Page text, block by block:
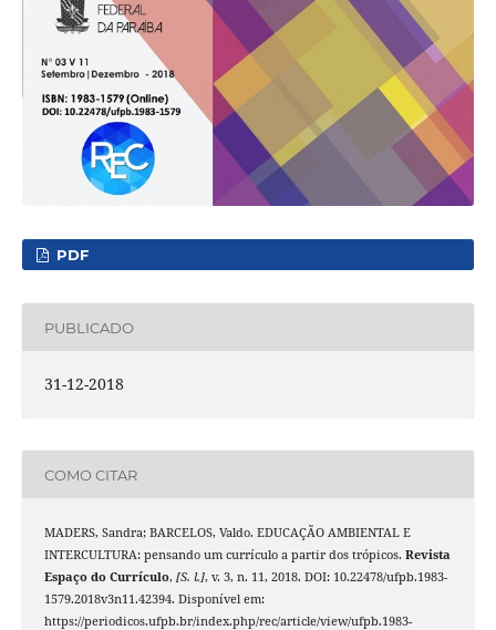
PDF
PUBLICADO
31-12-2018
COMO CITAR
MADERS, Sandra; BARCELOS, Valdo. EDUCAÇÃO AMBIENTAL E
INTERCULTURA: pensando um currículo a partir dos trópicos. Revista
Espaço do Currículo, [S. l.], v. 3, n. 11, 2018. DOI: 10.22478/ufpb.1983-
1579.2018v3n11.42394. Disponível em:
https://periodicos.ufpb.br/index.php/rec/article/view/ufpb.1983-